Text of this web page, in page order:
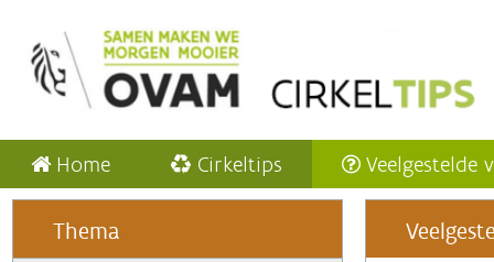
Home Cirkeltips Veelgestelde
Thema